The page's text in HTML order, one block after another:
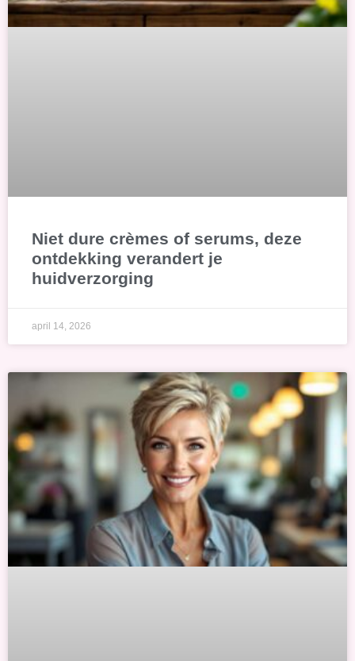
Niet dure crèmes of serums, deze
ontdekking verandert je
huidverzorging
april 14, 2026